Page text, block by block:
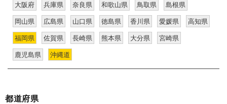
大阪府 兵庫県 奈良県 和歌山県 鳥取県 島根県
岡山県 広島県 山口県 徳島県 香川県 愛媛県 高知県
福岡県 佐賀県 長崎県 熊本県 大分県 宮崎県
鹿児島県 沖縄道
都道府県